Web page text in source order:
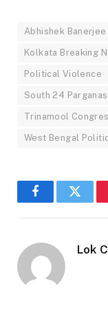
Abhishek Banerjee
Kolkata Breaking
Political Violence
South 24
Trinamool
West Bengal
Facebook
Lok